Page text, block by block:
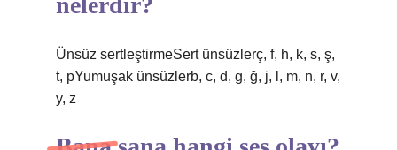
Ünsüz sertleştirmeSert ünsüzlerç, f, h, k, s, ş,
t, pYumuşak ünsüzlerb, c, d, g, ğ, j, l, m, n, r, v,
y, z